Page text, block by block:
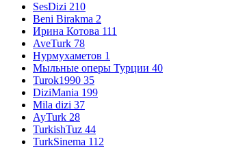
SesDizi 210
Beni Birakma 2
Ирина Котова 111
AveTurk 78
Нурмухаметов 1
Мыльные оперы Турции 40
Turok1990 35
DiziMania 199
Mila dizi 37
AyTurk 28
TurkishTuz 44
TurkSinema 112